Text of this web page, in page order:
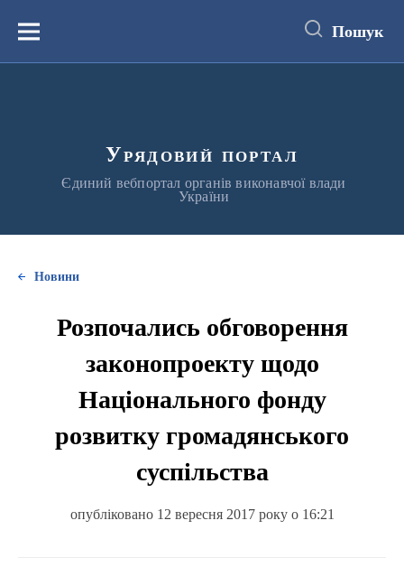
вмістуМеню Пошук
Урядовий портал
Єдиний вебпортал органів виконавчої влади
України
Новини
Розпочались обговорення
законопроекту щодо
Національного фонду
розвитку громадянського
суспільства
опубліковано 12 вересня 2017 року о 16:21